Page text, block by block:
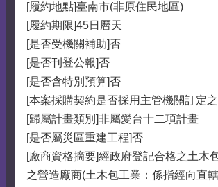
[履約地點]臺南市(非原住民地區)
[履約期限]45日曆天
[是否受機關補助]否
[是否刊登公報]否
[是否含特別預算]否
[本案採購契約是否採用主管機關訂定
[歸屬計畫類別]非屬愛台十二項計畫
[是否屬災區重建工程]否
[廠商資格摘要]經政府登記合格之土木
之營造廠商(土木包工業：係指經向直